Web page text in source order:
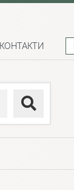
КОНТАКТИ